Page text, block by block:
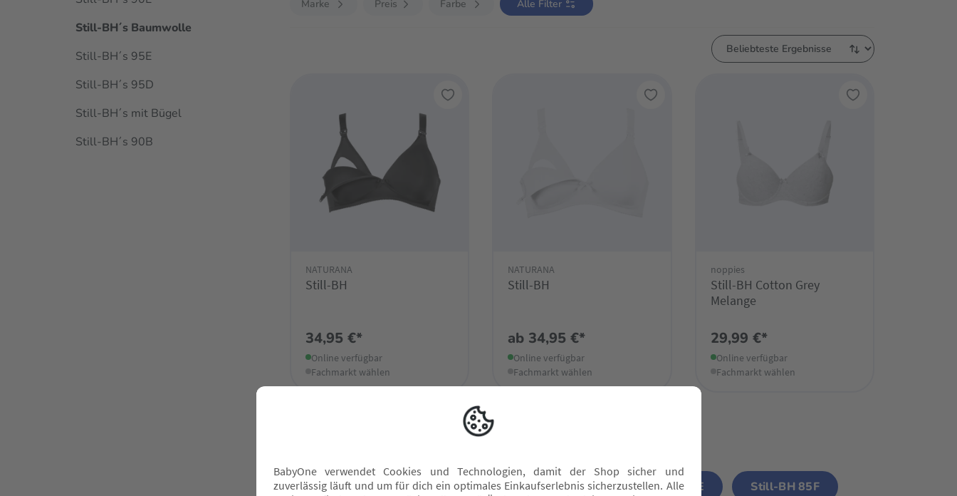
Still-BH´s Baumwolle
Still-BH´s 95E
Still-BH´s 95D
Still-BH´s mit Bügel
Still-BH´s 90B
Marke Preis Farbe Alle Filter
NATURANA
Still-BH
34,95 €*
Online verfügbar
Fachmarkt wählen
NATURANA
Still-BH
ab 34,95 €*
Online verfügbar
Fachmarkt wählen
noppies
Still-BH Cotton Grey
Melange
29,99 €*
Online verfügbar
Fachmarkt wählen
Still-BH Still-BH 85G Still-BH 95D Still-BH 95E Still-BH 85F